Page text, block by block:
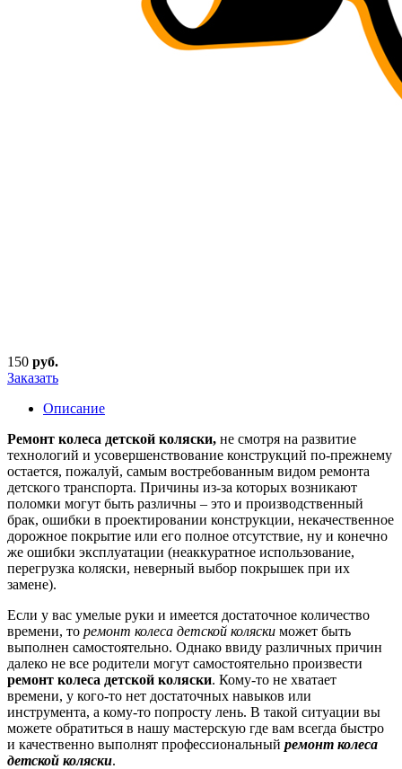
150 руб.
Заказать
Описание
Ремонт колеса детской коляски, не смотря на развитие
технологий и усовершенствование конструкций по-прежнему
остается, пожалуй, самым востребованным видом ремонта
детского транспорта. Причины из-за которых возникают
поломки могут быть различны – это и производственный
брак, ошибки в проектировании конструкции, некачественное
дорожное покрытие или его полное отсутствие, ну и конечно
же ошибки эксплуатации (неаккуратное использование,
перегрузка коляски, неверный выбор покрышек при их
замене).
Если у вас умелые руки и имеется достаточное количество
времени, то ремонт колеса детской коляски может быть
выполнен самостоятельно. Однако ввиду различных причин
далеко не все родители могут самостоятельно произвести
ремонт колеса детской коляски. Кому-то не хватает
времени, у кого-то нет достаточных навыков или
инструмента, а кому-то попросту лень. В такой ситуации вы
можете обратиться в нашу мастерскую где вам всегда быстро
и качественно выполнят профессиональный ремонт колеса
детской коляски.